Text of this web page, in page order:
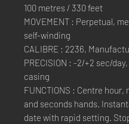
100 metres / 330 feet
MOVEMENT : Perpetual,
self-winding
CALIBRE : 2236,
PRECISION : -2/+2 sec/
casing
FUNCTIONS : Centre hour,
and seconds hands.
date with rapid setting.